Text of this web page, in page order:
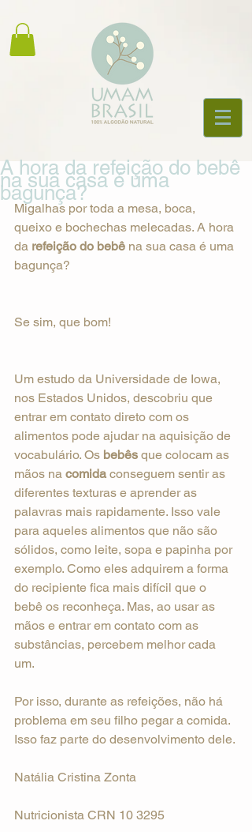
A hora da refeição do bebê
na sua casa é uma
bagunça?
Migalhas por toda a mesa, boca,
queixo e bochechas melecadas. A hora
da refeição do bebê na sua casa é uma
bagunça?
Se sim, que bom!
Um estudo da Universidade de Iowa,
nos Estados Unidos, descobriu que
entrar em contato direto com os
alimentos pode ajudar na aquisição de
vocabulário. Os bebês que colocam as
mãos na comida conseguem sentir as
diferentes texturas e aprender as
palavras mais rapidamente. Isso vale
para aqueles alimentos que não são
sólidos, como leite, sopa e papinha por
exemplo. Como eles adquirem a forma
do recipiente fica mais difícil que o
bebê os reconheça. Mas, ao usar as
mãos e entrar em contato com as
substâncias, percebem melhor cada
um.
Por isso, durante as refeições, não há
problema em seu filho pegar a comida.
Isso faz parte do desenvolvimento dele.
Natália Cristina Zonta
Nutricionista CRN 10 3295